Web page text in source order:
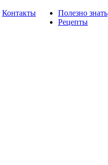
Контакты
Полезно знать
Рецепты